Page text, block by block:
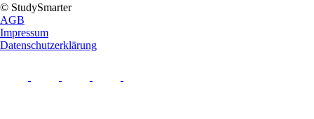
© StudySmarter
AGB
Impressum
Datenschutzerklärung